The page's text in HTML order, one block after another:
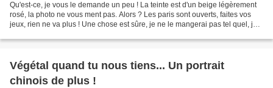
Qu'est-ce, je vous le demande un peu ! La teinte est d'un beige légèrement
rosé, la photo ne vous ment pas. Alors ? Les paris sont ouverts, faites vos
jeux, rien ne va plus ! Une chose est sûre, je ne le mangerai pas tel quel, je
Végétal quand tu nous tiens... Un portrait
chinois de plus !